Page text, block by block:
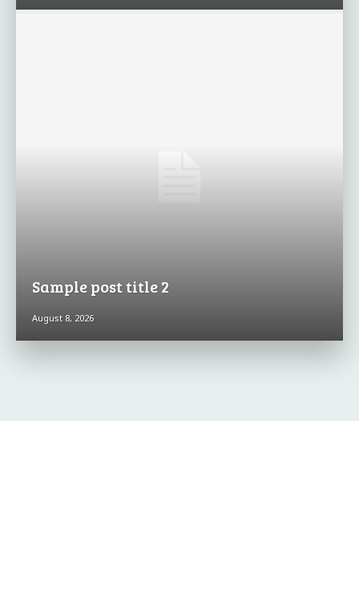
Sample post title 2
August 8, 2026